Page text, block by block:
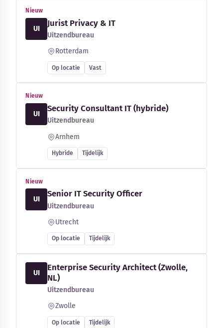
Nieuw
UI
Jurist Privacy & IT
Uitzendbureau
Rotterdam
Op locatie Vast
Nieuw
UI
Security Consultant IT (hybride)
Uitzendbureau
Arnhem
Hybride Tijdelijk
Nieuw
UI
Senior IT Security Officer
Uitzendbureau
Utrecht
Op locatie Tijdelijk
UI
Enterprise Security Architect (Zwolle,
NL)
Uitzendbureau
Zwolle
Op locatie Tijdelijk